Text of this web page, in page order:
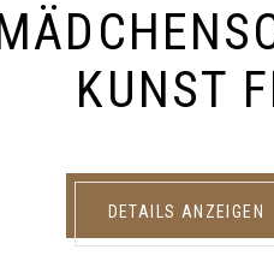
KUNST
DETAILS ANZEIGEN